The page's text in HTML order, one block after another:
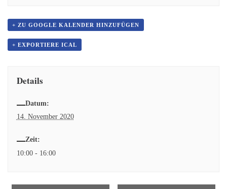
+ ZU GOOGLE KALENDER HINZUFÜGEN
+ EXPORTIERE ICAL
Details
Datum:
14. November 2020
Zeit:
10:00 - 16:00